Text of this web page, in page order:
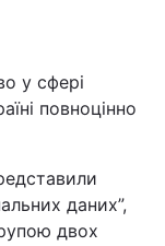
у сфері
повноцінно
даних”,
двох